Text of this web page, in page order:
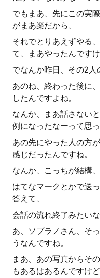
でもまあ、先にこの実
がまあ楽だから、
それでとりあえずやる
て、まあやったんですけ
でなんか昨日、その2人
あのね、終わった後に
したんですよね。
なんか、まあ話さない
例になったなーって思っ
あの先にやった人の方
感じだったんですね。
なんか、こっちが結構
はてなマークとかで送
答えて、
会話の流れ終了みたいな
あ、ソプラノさん、そ
うなんですね。
まあ、あの写真からそ
もあるはあるんですけど